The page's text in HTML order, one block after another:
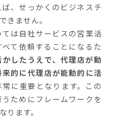
、せっかくのビジネスチ
きません。
は自社サービスの営業活
て依頼することになるた
したうえで、代理店が動
的に代理店が能動的に活
常に重要となります。この
ためにフレームワークを
ります。